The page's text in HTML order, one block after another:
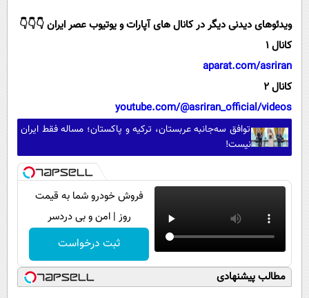
ویدئوهای دیدنی دیگر در کانال های آپارات و یوتیوب عصر ایران 👇👇👇
کانال 1
aparat.com/asriran
کانال 2
youtube.com/@asriran_official/videos
توافق سه‌جانبه عربستان، ترکیه و پاکستان؛ مساله فقط ایران
نیست!
فروش خودرو شما به قیمت
روز | امن و بی دردسر
ثبت درخواست
مطالب پیشنهادی